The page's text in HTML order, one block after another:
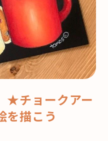
★チョークアー
を描こう